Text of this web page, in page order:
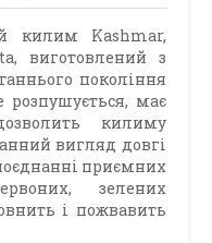
килим Kashmar,
виготовлений з
покоління
розпушується, має
килиму
вигляд довгі
приємних
зелених
і пожвавить